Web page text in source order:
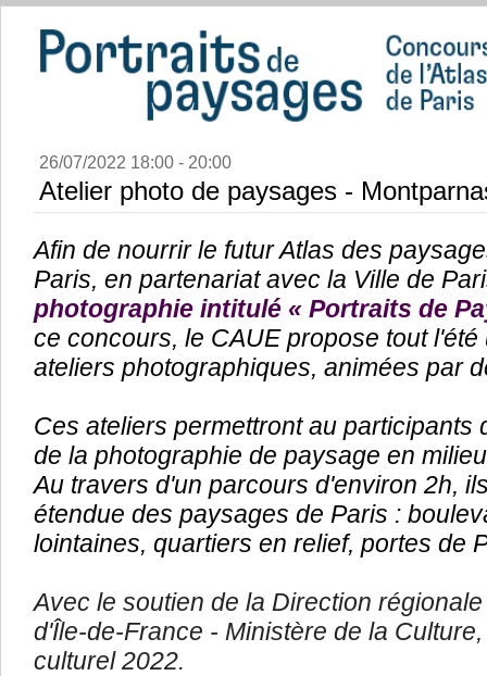
26/07/2022 18:00 - 20:00
Atelier photo de paysages -
Afin de nourrir le futur Atlas des
Paris, en partenariat avec la Ville de
photographie intitulé « Portraits de
ce concours, le CAUE propose tout
ateliers photographiques, animées par
Ces ateliers permettront au participants
de la photographie de paysage en
Au travers d'un parcours d'environ 2h,
étendue des paysages de Paris :
lointaines, quartiers en relief, portes de
Avec le soutien de la Direction
d'Île-de-France - Ministère de la
culturel 2022.